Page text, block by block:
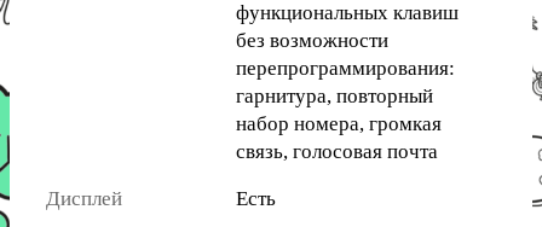
функциональных клавиш
без возможности
перепрограммирования:
гарнитура, повторный
набор номера, громкая
связь, голосовая почта
Дисплей Есть